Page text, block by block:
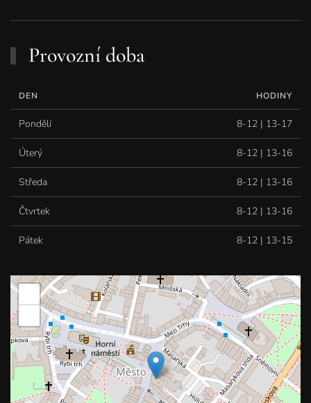
Provozní doba
DEN HODINY
Pondělí 8-12 | 13-17
Úterý 8-12 | 13-16
Středa 8-12 | 13-16
Čtvrtek 8-12 | 13-16
Pátek 8-12 | 13-15